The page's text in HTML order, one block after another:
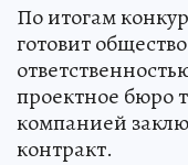
По итогам
готовит
проектное бюро
компанией
контракт.